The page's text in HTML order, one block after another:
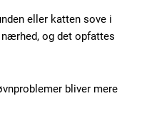
eller katten sove i
og det opfattes
bliver mere